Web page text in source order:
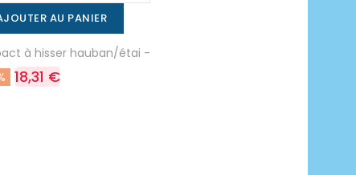
AU PANIER
à hisser hauban/étai -
18,31 €